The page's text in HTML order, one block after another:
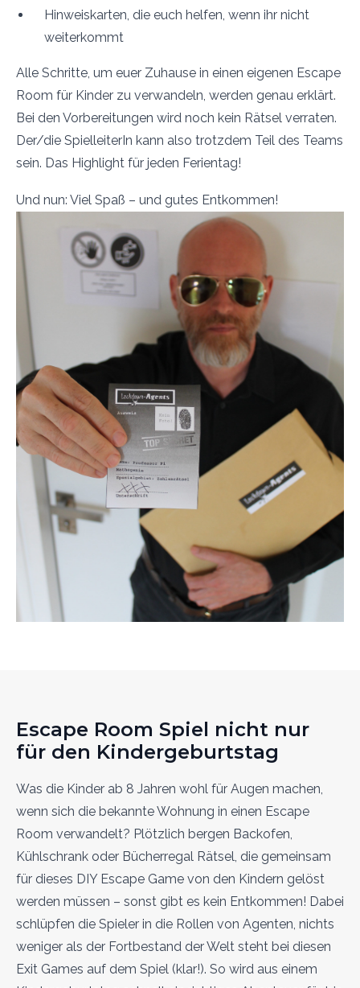
Hinweiskarten, die euch helfen, wenn ihr nicht
weiterkommt
Alle Schritte, um euer Zuhause in einen eigenen Escape
Room für Kinder zu verwandeln, werden genau erklärt.
Bei den Vorbereitungen wird noch kein Rätsel verraten.
Der/die SpielleiterIn kann also trotzdem Teil des Teams
sein. Das Highlight für jeden Ferientag!
Und nun: Viel Spaß – und gutes Entkommen!
Escape Room Spiel nicht nur
für den Kindergeburtstag
Was die Kinder ab 8 Jahren wohl für Augen machen,
wenn sich die bekannte Wohnung in einen Escape
Room verwandelt? Plötzlich bergen Backofen,
Kühlschrank oder Bücherregal Rätsel, die gemeinsam
für dieses DIY Escape Game von den Kindern gelöst
werden müssen – sonst gibt es kein Entkommen! Dabei
schlüpfen die Spieler in die Rollen von Agenten, nichts
weniger als der Fortbestand der Welt steht bei diesen
Exit Games auf dem Spiel (klar!). So wird aus einem